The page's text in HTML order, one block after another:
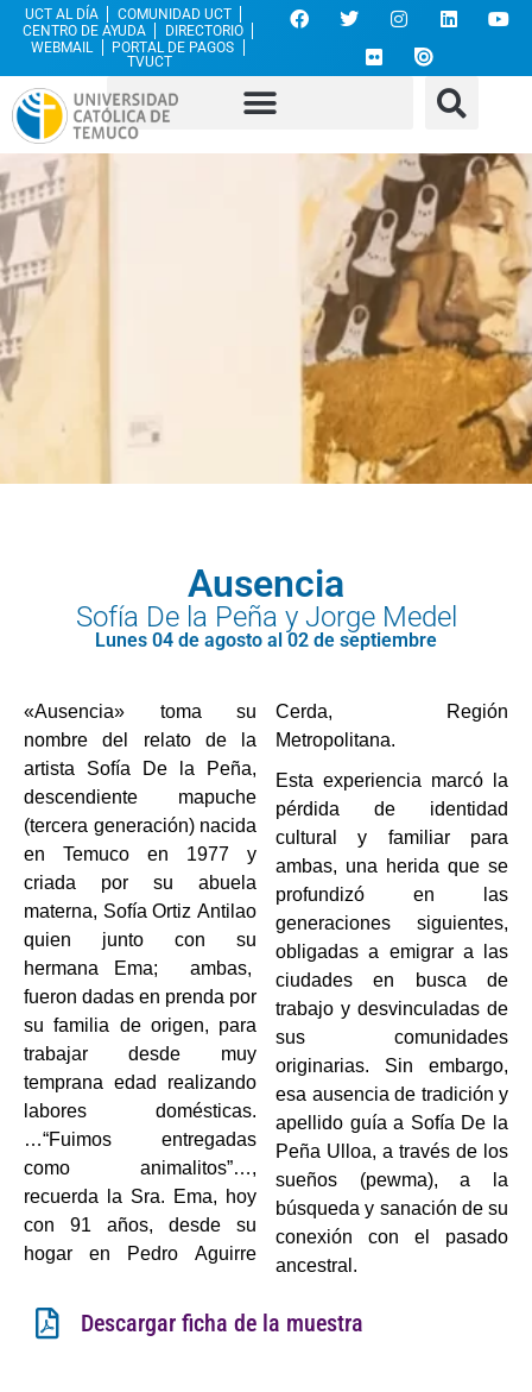
UCT AL DÍA
COMUNIDAD UCT
CENTRO DE AYUDA
DIRECTORIO
WEBMAIL
PORTAL DE PAGOS
TVUCT
Ausencia
Sofía De la Peña y Jorge Medel
Lunes 04 de agosto al 02 de septiembre
«Ausencia» toma su
nombre del relato de la
artista Sofía De la Peña,
descendiente mapuche
(tercera generación) nacida
en Temuco en 1977 y
criada por su abuela
materna, Sofía Ortiz Antilao
quien junto con su
hermana Ema; ambas,
fueron dadas en prenda por
su familia de origen, para
trabajar desde muy
temprana edad realizando
labores domésticas.
…“Fuimos entregadas
como animalitos”…,
recuerda la Sra. Ema, hoy
con 91 años, desde su
hogar en Pedro Aguirre
Cerda, Región
Metropolitana.
Esta experiencia marcó la
pérdida de identidad
cultural y familiar para
ambas, una herida que se
profundizó en las
generaciones siguientes,
obligadas a emigrar a las
ciudades en busca de
trabajo y desvinculadas de
sus comunidades
originarias. Sin embargo,
esa ausencia de tradición y
apellido guía a Sofía De la
Peña Ulloa, a través de los
sueños (pewma), a la
búsqueda y sanación de su
conexión con el pasado
ancestral.
Descargar ficha de la muestra